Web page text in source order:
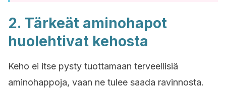
2. Tärkeät aminohapot
huolehtivat kehosta
Keho ei itse pysty tuottamaan terveellisiä
aminohappoja, vaan ne tulee saada ravinnosta.